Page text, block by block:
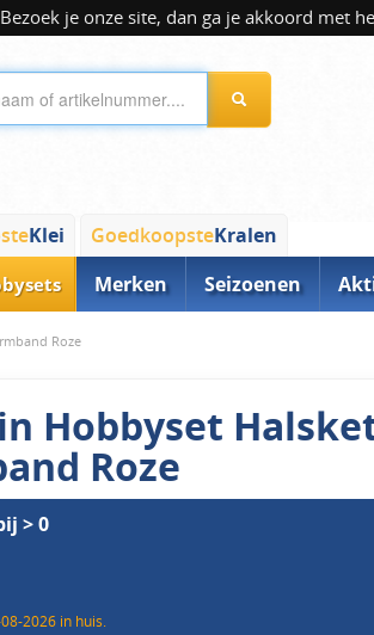
je onze site, dan ga je akkoord met
Klei GoedkoopsteKralen
Merken Seizoenen
Roze
Hobbyset
Roze
> 0
2026 in huis.